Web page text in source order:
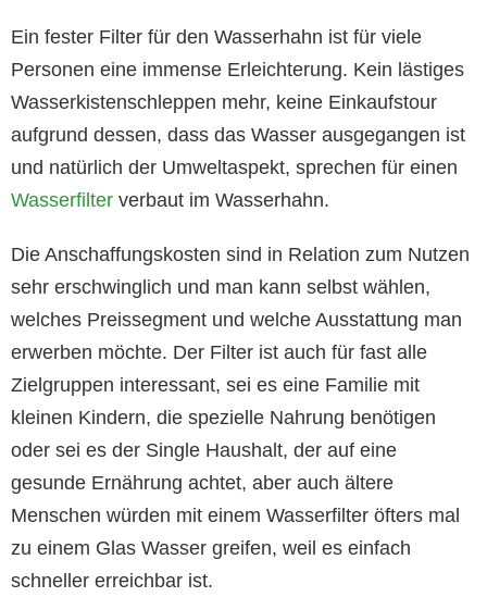
Ein fester Filter für den Wasserhahn ist für viele
Personen eine immense Erleichterung. Kein lästiges
Wasserkistenschleppen mehr, keine Einkaufstour
aufgrund dessen, dass das Wasser ausgegangen ist
und natürlich der Umweltaspekt, sprechen für einen
Wasserfilter verbaut im Wasserhahn.
Die Anschaffungskosten sind in Relation zum Nutzen
sehr erschwinglich und man kann selbst wählen,
welches Preissegment und welche Ausstattung man
erwerben möchte. Der Filter ist auch für fast alle
Zielgruppen interessant, sei es eine Familie mit
kleinen Kindern, die spezielle Nahrung benötigen
oder sei es der Single Haushalt, der auf eine
gesunde Ernährung achtet, aber auch ältere
Menschen würden mit einem Wasserfilter öfters mal
zu einem Glas Wasser greifen, weil es einfach
schneller erreichbar ist.